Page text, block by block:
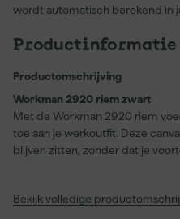
wordt automatisch berekend in
Productinformatie
Productomschrijving
Workman 2920 riem zwart
Met de Workman 2920 riem
toe aan je werkoutfit. Deze
blijven zitten, zonder dat je
ervoor dat de riem lang
Bekijk volledige